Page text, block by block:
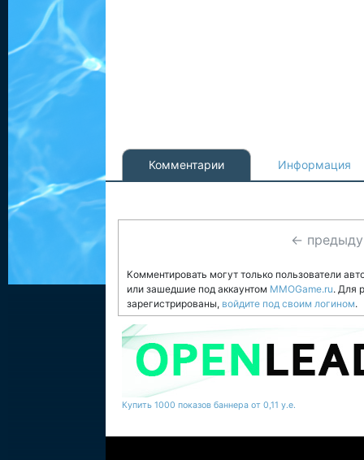
Комментарии Информация
←
Комментировать могут только пользователи
или зашедшие под аккаунтом MMOGame.ru. Для
зарегистрированы, войдите под своим логином.
Купить 1000 показов баннера от 0,11 у.е.